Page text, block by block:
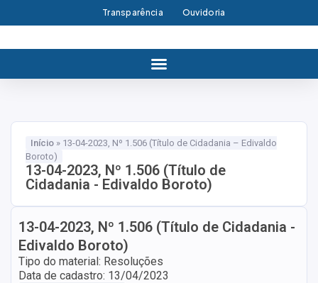
Transparência Ouvidoria
Início » 13-04-2023, Nº 1.506 (Título de Cidadania – Edivaldo
Boroto)
13-04-2023, Nº 1.506 (Título de
Cidadania - Edivaldo Boroto)
13-04-2023, Nº 1.506 (Título de Cidadania -
Edivaldo Boroto)
Tipo do material: Resoluções
Data de cadastro: 13/04/2023